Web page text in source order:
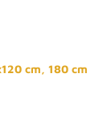
cm, 180 cm